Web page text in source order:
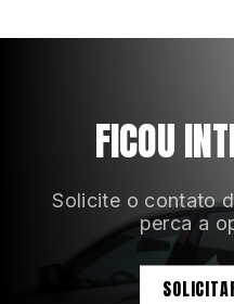
Banco do motorista com
Bancos em couro
Câmeras com visão 360
Carregador de celular
FICOU
Solicite o contato
perca a